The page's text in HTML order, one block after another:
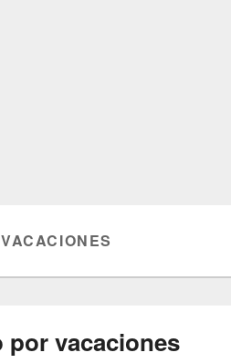
VACACIONES
vacaciones